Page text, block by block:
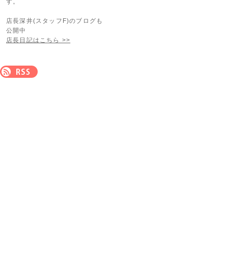
す。
店長深井(スタッフF)のブログも
公開中
店長日記はこちら >>